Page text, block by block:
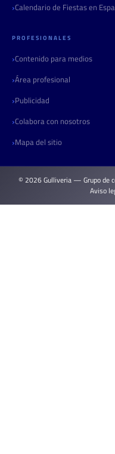
Calendario de Fiestas en
PROFESIONALES
Contenido para medios
Área profesional
Publicidad
Colabora con nosotros
Mapa del sitio
© 2026 Gulliveria — Grupo de
Aviso